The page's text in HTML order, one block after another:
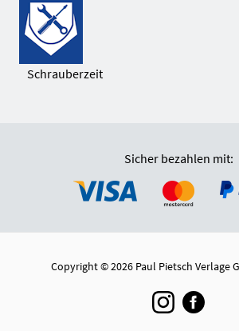
Schrauberzeit
Sicher bezahlen mit:
Copyright © 2026 Paul Pietsch Verlage